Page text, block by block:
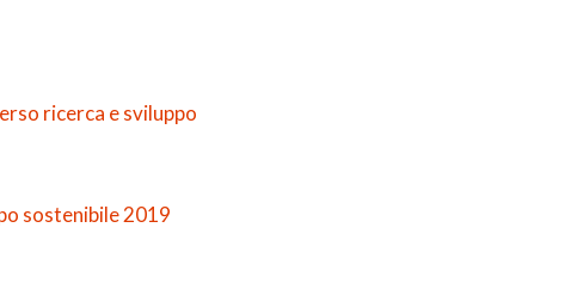
ricerca e sviluppo
sostenibile 2019